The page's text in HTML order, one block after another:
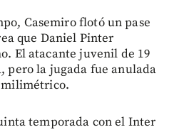
Casemiro flotó un pase
que Daniel Pinter
El atacante juvenil de 19
pero la jugada fue anulada
temporada con el Inter